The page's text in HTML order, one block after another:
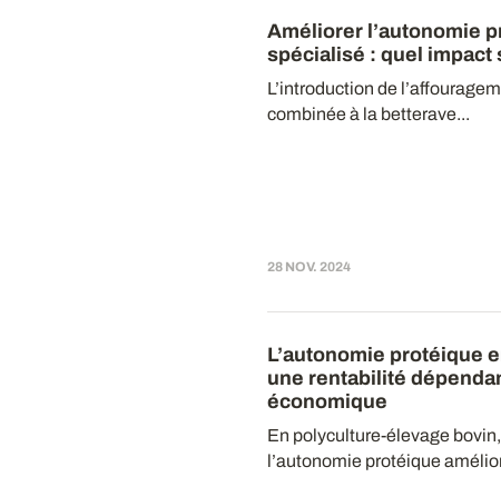
Améliorer l’autonomie
spécialisé : quel impact
L’introduction de
combinée à la betterave...
28 NOV. 2024
L’autonomie protéique
une rentabilité
économique
En polyculture-élevage
l’autonomie protéique